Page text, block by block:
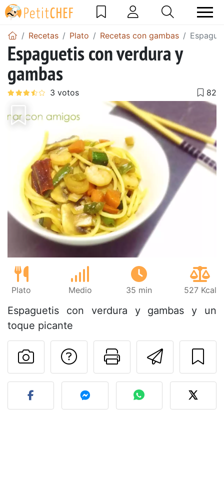
Recetas Plato Recetas con gambas
Espaguetis con verdura y
gambas
Plato Medio 35 min 527 Kcal
Espaguetis con verdura y gambas y un
toque picante
Imprimir
Preguntar al autor
Publicar la foto de esta